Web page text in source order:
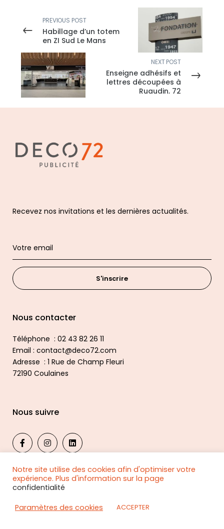
PREVIOUS POST
Habillage d’un totem
en ZI Sud Le Mans
NEXT POST
Enseigne adhésifs et
lettres découpées à
Ruaudin, 72
Recevez nos invitations et les dernières actualités.
S'inscrire
Nous contacter
Téléphone : 02 43 82 26 11
Email : contact@deco72.com
Adresse : 1 Rue de Champ Fleuri
72190 Coulaines
Nous suivre
Tous droits réservés
Notre site utilise des cookies afin d'optimiser votre
expérience. Plus d'information sur la page
confidentialité
Paramètres des cookies
ACCEPTER